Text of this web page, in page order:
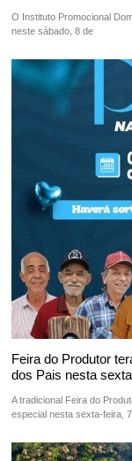
O Instituto Promocional
neste sábado, 8 de
Feira do Produtor
dos Pais nesta
A tradicional Feira do
especial nesta sexta-feira, 7